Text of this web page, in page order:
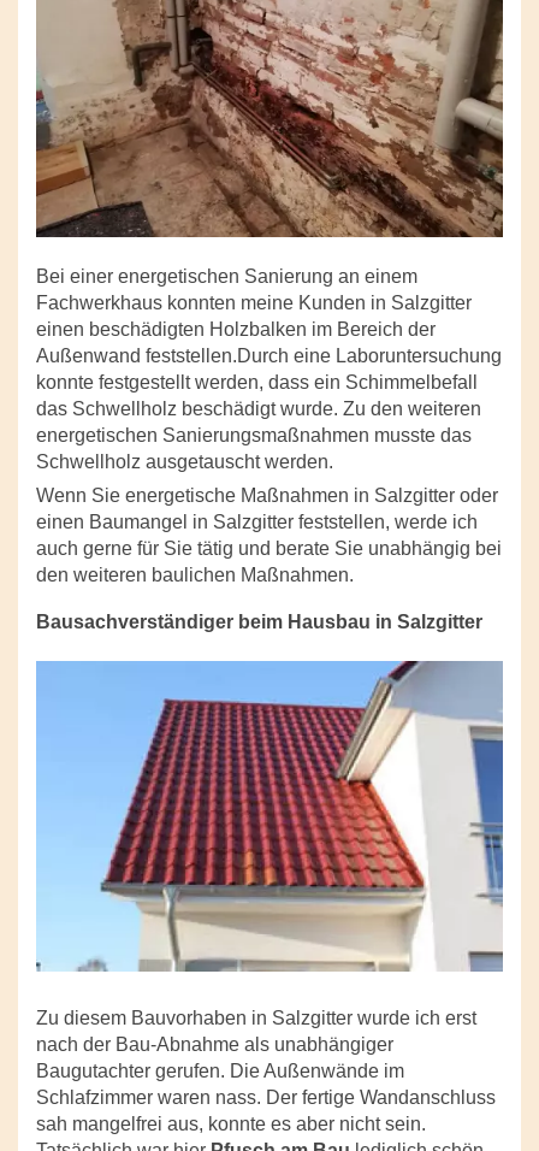
Bei einer energetischen Sanierung an einem
Fachwerkhaus konnten meine Kunden in Salzgitter
einen beschädigten Holzbalken im Bereich der
Außenwand feststellen.Durch eine Laboruntersuchung
konnte festgestellt werden, dass ein Schimmelbefall
das Schwellholz beschädigt wurde. Zu den weiteren
energetischen Sanierungsmaßnahmen musste das
Schwellholz ausgetauscht werden.
Wenn Sie energetische Maßnahmen in Salzgitter oder
einen Baumangel in Salzgitter feststellen, werde ich
auch gerne für Sie tätig und berate Sie unabhängig bei
den weiteren baulichen Maßnahmen.
Bausachverständiger beim Hausbau in Salzgitter
Zu diesem Bauvorhaben in Salzgitter wurde ich erst
nach der Bau-Abnahme als unabhängiger
Baugutachter gerufen. Die Außenwände im
Schlafzimmer waren nass. Der fertige Wandanschluss
sah mangelfrei aus, konnte es aber nicht sein.